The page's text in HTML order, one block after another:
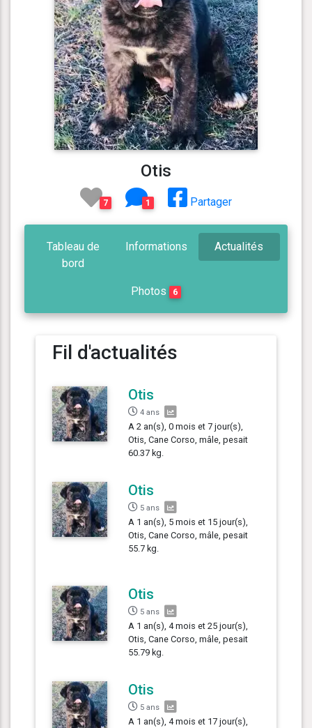
Otis
7 1 Partager
Tableau de
bord
Informations Actualités
Photos 6
Fil d'actualités
Otis
4 ans
A 2 an(s), 0 mois et 7 jour(s),
Otis, Cane Corso, mâle, pesait
60.37 kg.
Otis
5 ans
A 1 an(s), 5 mois et 15 jour(s),
Otis, Cane Corso, mâle, pesait
55.7 kg.
Otis
5 ans
A 1 an(s), 4 mois et 25 jour(s),
Otis, Cane Corso, mâle, pesait
55.79 kg.
Otis
5 ans
A 1 an(s), 4 mois et 17 jour(s),